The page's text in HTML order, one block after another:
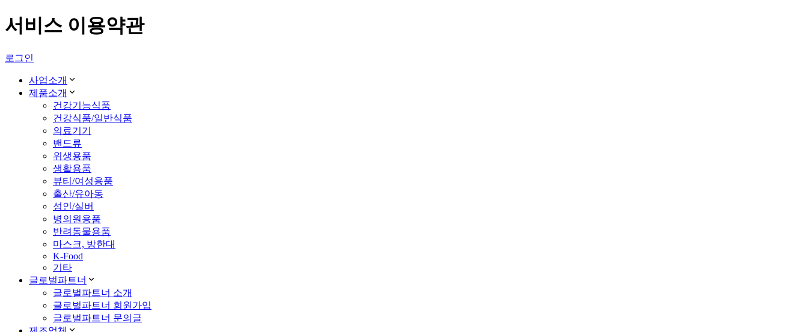
서비스 이용약관
로그인
사업소개
제품소개
건강기능식품
건강식품/일반식품
의료기기
밴드류
위생용품
생활용품
뷰티/여성용품
출산/유아동
성인/실버
병의원용품
반려동물용품
마스크, 방한대
K-Food
기타
글로벌파트너
글로벌파트너 소개
글로벌파트너 회원가입
글로벌파트너 문의글